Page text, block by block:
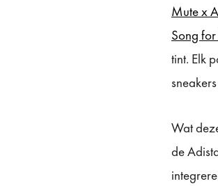
Mute x
Song
tint. Elk
Wat
de